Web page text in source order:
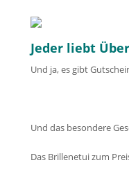
Jeder liebt
Und ja, es gibt
Und das besondere
Das Brillenetui zum